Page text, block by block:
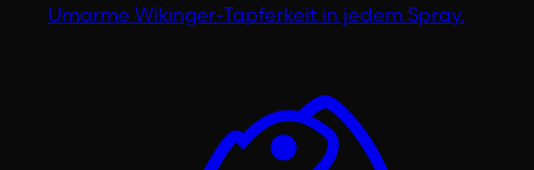
Umarme Wikinger-Tapferkeit in jedem Spray.